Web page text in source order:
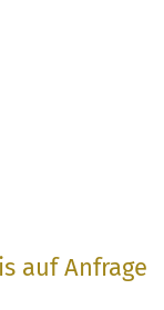
auf Anfrage